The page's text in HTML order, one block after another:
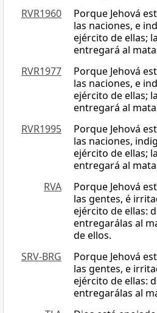
RVR1960
Porque Jehová
las naciones, e
ejército de ellas;
entregará al
RVR1977
Porque Jehová
las naciones, e
ejército de ellas;
entregará al
RVR1995
Porque Jehová
las naciones,
ejército de ellas;
entregará al
RVA
Porque Jehová
las gentes, é
ejército de ellas:
entregarálas al
de ellos.
SRV-BRG
Porque Jehová
las gentes, e
ejército de ellas:
entregarálas al